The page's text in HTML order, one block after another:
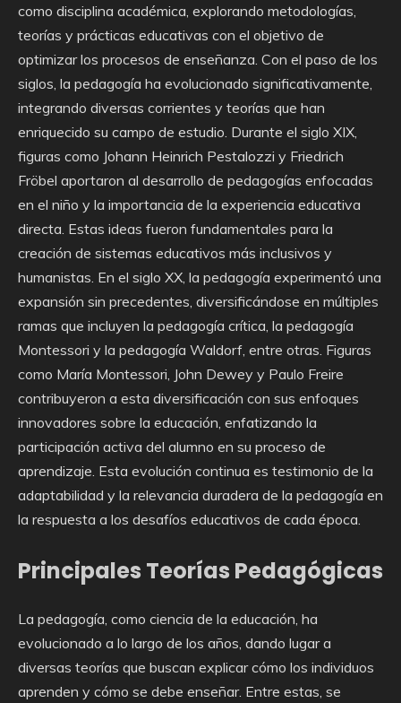
como disciplina académica, explorando metodologías,
teorías y prácticas educativas con el objetivo de
optimizar los procesos de enseñanza. Con el paso de los
siglos, la pedagogía ha evolucionado significativamente,
integrando diversas corrientes y teorías que han
enriquecido su campo de estudio. Durante el siglo XIX,
figuras como Johann Heinrich Pestalozzi y Friedrich
Fröbel aportaron al desarrollo de pedagogías enfocadas
en el niño y la importancia de la experiencia educativa
directa. Estas ideas fueron fundamentales para la
creación de sistemas educativos más inclusivos y
humanistas. En el siglo XX, la pedagogía experimentó una
expansión sin precedentes, diversificándose en múltiples
ramas que incluyen la pedagogía crítica, la pedagogía
Montessori y la pedagogía Waldorf, entre otras. Figuras
como María Montessori, John Dewey y Paulo Freire
contribuyeron a esta diversificación con sus enfoques
innovadores sobre la educación, enfatizando la
participación activa del alumno en su proceso de
aprendizaje. Esta evolución continua es testimonio de la
adaptabilidad y la relevancia duradera de la pedagogía en
la respuesta a los desafíos educativos de cada época.
Principales Teorías Pedagógicas
La pedagogía, como ciencia de la educación, ha
evolucionado a lo largo de los años, dando lugar a
diversas teorías que buscan explicar cómo los individuos
aprenden y cómo se debe enseñar. Entre estas, se